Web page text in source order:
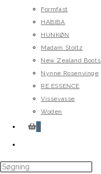
Formfast
HABIBA
HUNKØN
Madam Stoltz
New Zealand Boots
Nynne Rosenvinge
RE.ESSENCE
Vissevasse
Woden
0
website